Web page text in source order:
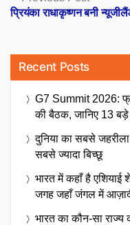
post:
प्रियंका राधाकृष्णन बनी
Recent Posts
G7 Summit 2026:
की बैठक, जानिए 13
दुनिया का सबसे
सबसे ज्यादा बिच्छू
भारत में कहाँ है एशियाई
जगह जहाँ जंगल में
भारत का कौन-सा